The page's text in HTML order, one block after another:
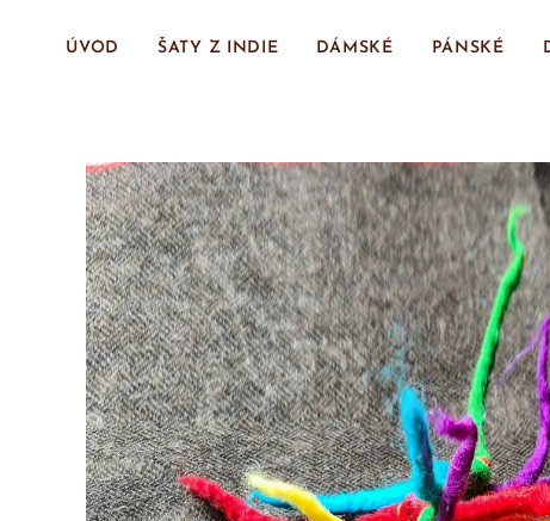
ÚVOD ŠATY Z INDIE DÁMSKÉ PÁNSKÉ